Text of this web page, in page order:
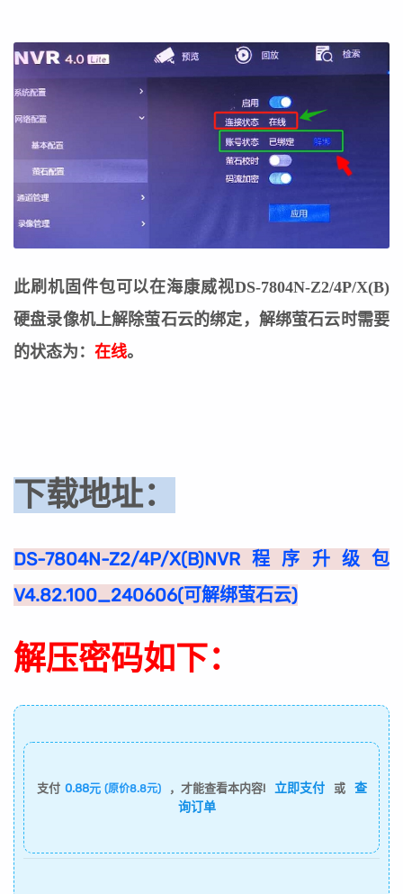
此刷机固件包可以在海康威视DS-7804N-Z2/4P/X(B)
硬盘录像机上解除萤石云的绑定， 解绑萤石云时需要
的状态为： 在线。
下载地址：
DS-7804N-Z2/4P/X(B)NVR程序升级包
V4.82.100_240606(可解绑萤石云)
解压密码如下：
支付 0.88元 (原价8.8元) ，才能查看本内容! 立即支付 或
查
询订单